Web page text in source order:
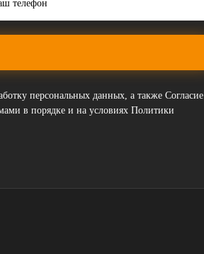
персональных данных, а также Согласие
в порядке и на условиях Политики